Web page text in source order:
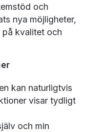
och
nya möjligheter,
på kvalitet och
kan naturligtvis
visar tydligt
och min